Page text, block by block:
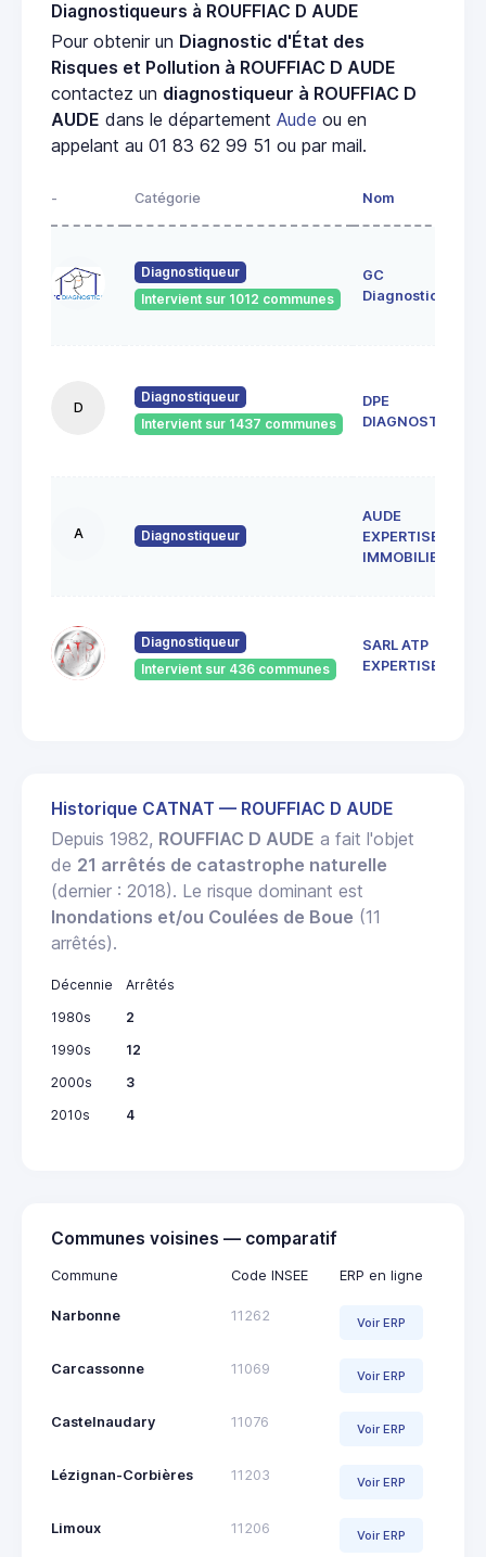
Diagnostiqueurs à ROUFFIAC D AUDE
Pour obtenir un Diagnostic d'État des
Risques et Pollution à ROUFFIAC D AUDE
contactez un diagnostiqueur à ROUFFIAC D
AUDE dans le département Aude ou en
appelant au 01 83 62 99 51 ou par mail.
- Catégorie Nom
Diagnostiqueur
Intervient sur 1012 communes
GC
Diagnostics
D
Diagnostiqueur
Intervient sur 1437 communes
DPE
DIAGNOSTICS
A Diagnostiqueur
AUDE
EXPERTISE
IMMOBILIERE
Diagnostiqueur
Intervient sur 436 communes
SARL ATP
EXPERTISES
Historique CATNAT — ROUFFIAC D AUDE
Depuis 1982, ROUFFIAC D AUDE a fait l'objet
de 21 arrêtés de catastrophe naturelle
(dernier : 2018). Le risque dominant est
Inondations et/ou Coulées de Boue (11
arrêtés).
Décennie
Arrêtés
1980s
2
1990s
12
2000s
3
2010s
4
Communes voisines — comparatif
Commune Code INSEE ERP en ligne
Narbonne 11262 Voir ERP
Carcassonne 11069 Voir ERP
Castelnaudary 11076 Voir ERP
Lézignan-Corbières 11203 Voir ERP
Limoux 11206 Voir ERP